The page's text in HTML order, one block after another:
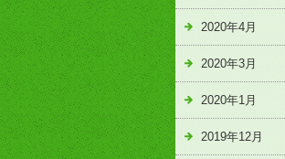
2020年4月
2020年3月
2020年1月
2019年12月